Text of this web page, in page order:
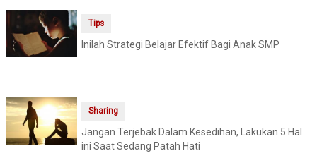
Tips
Inilah Strategi Belajar Efektif Bagi Anak SMP
Sharing
Jangan Terjebak Dalam Kesedihan, Lakukan 5 Hal
ini Saat Sedang Patah Hati